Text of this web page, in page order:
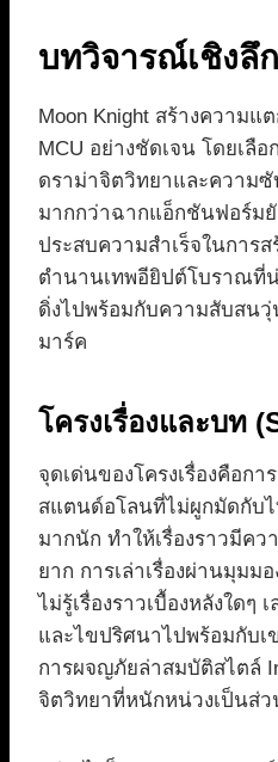
บทวิจารณ์เชิงลึก
Moon Knight สร้างความแ
MCU อย่างชัดเจน โดยเลื
ดราม่าจิตวิทยาและความ
มากกว่าฉากแอ็กชันฟอร์ม
ประสบความสำเร็จในการ
ตำนานเทพอียิปต์โบราณที่
ดิ่งไปพร้อมกับความสับสน
มาร์ค
โครงเรื่องและบท
จุดเด่นของโครงเรื่องคือก
สแตนด์อโลนที่ไม่ผูกมัดกับ
มากนัก ทำให้เรื่องราวมีค
ยาก การเล่าเรื่องผ่านมุมม
ไม่รู้เรื่องราวเบื้องหลังใดๆ
และไขปริศนาไปพร้อมกับเ
การผจญภัยล่าสมบัติสไตล์
จิตวิทยาที่หนักหน่วงเป็นส่